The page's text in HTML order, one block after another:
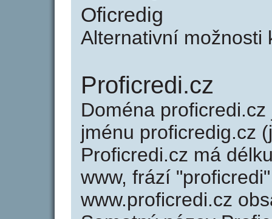
Oficredig
Alternativní
Proficredi.cz
Doména
jménu proficredig.cz
Proficredi.cz má
www, frází
www.proficredi.cz